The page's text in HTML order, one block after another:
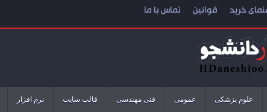
خرید قوانین تماس با ما
علوم پزشکی عمومی فنی مهندسی قالب سایت نرم افزار